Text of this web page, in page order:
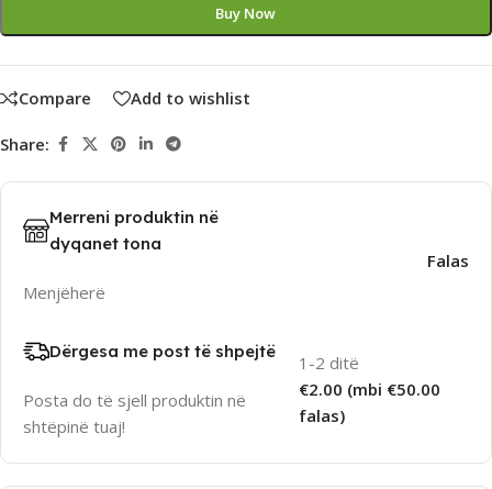
Buy Now
Compare Add to wishlist
Share:
Merreni produktin në
dyqanet tona
Menjëherë
Falas
Dërgesa me post të shpejtë
Posta do të sjell produktin në
shtëpinë tuaj!
1-2 ditë
€2.00 (mbi €50.00
falas)